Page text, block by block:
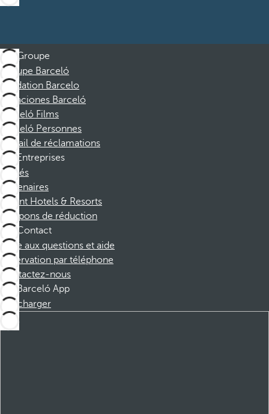
Groupe
Groupe Barceló
Fondation Barcelo
Vacaciones Barceló
Barceló Films
Barceló Personnes
Portail de réclamations
Entreprises
Affiliés
Partenaires
Dorint Hotels & Resorts
Coupons de réduction
Contact
Foire aux questions et aide
Réservation par téléphone
Contactez-nous
Barceló App
Télécharger